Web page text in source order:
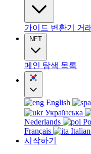
가이드 변환기 거래
NFT
메인 탐색 목록
English
Українська
Nederlands
Français
시작하기